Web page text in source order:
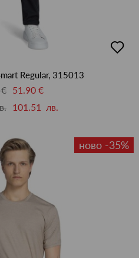
в
Regular, 315013
51.90 €
101.51 лв.
ново -35%